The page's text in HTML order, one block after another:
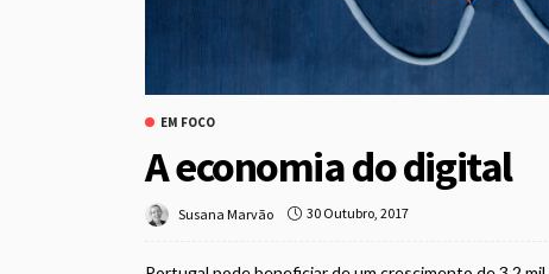
EM FOCO
A economia do digital
Susana Marvão 30 Outubro, 2017